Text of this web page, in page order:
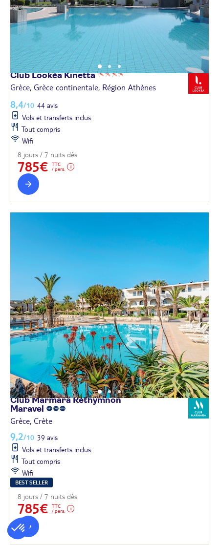
Club LookéaKinetta
Grèce, Grèce continentale, Région Athènes
8,4/10 44 avis
Vols et transferts inclus
Tout compris
Wifi
8 jours / 7 nuits dès
785€
TTC
/ pers.
Club Marmara Réthymnon
Maravel
Grèce, Crète
9,2/10 39 avis
Vols et transferts inclus
Tout compris
Wifi
BEST SELLER
8 jours / 7 nuits dès
785€
TTC
/ pers.